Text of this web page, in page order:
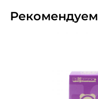
Рекомендуем